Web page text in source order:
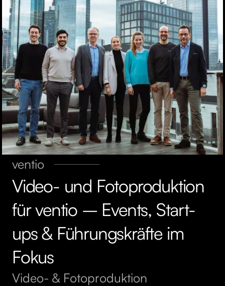
ventio
Video- und Fotoproduktion
für ventio – Events, Start-
ups & Führungskräfte im
Fokus
Video- & Fotoproduktion